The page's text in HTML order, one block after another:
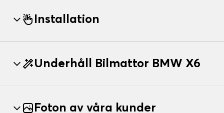
Installation
Underhåll Bilmattor BMW X6
Foton av våra kunder